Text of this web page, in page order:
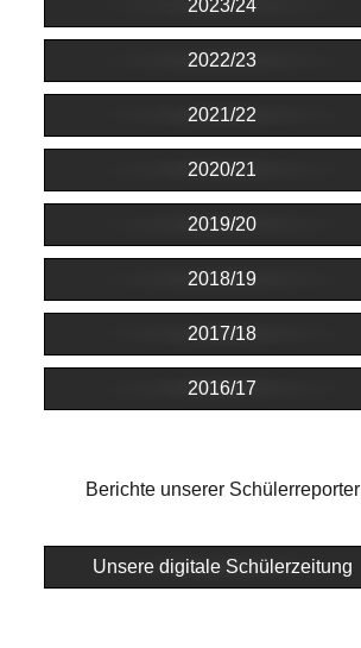
2023/24
2022/23
2021/22
2020/21
2019/20
2018/19
2017/18
2016/17
Berichte unserer Schülerreporter
Unsere digitale Schülerzeitung